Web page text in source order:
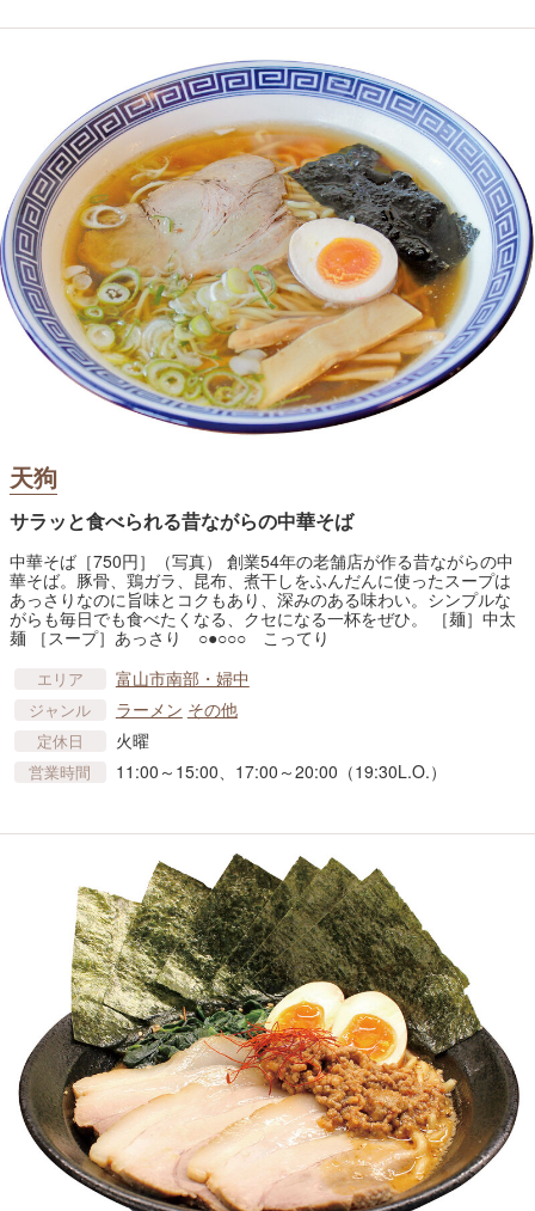
天狗
サラッと食べられる昔ながらの中華そば
中華そば［750円］（写真） 創業54年の老舗店が作る昔ながらの中
華そば。豚骨、鶏ガラ、昆布、煮干しをふんだんに使ったスープは
あっさりなのに旨味とコクもあり、深みのある味わい。シンプルな
がらも毎日でも食べたくなる、クセになる一杯をぜひ。 ［麺］中太
麺 ［スープ］あっさり ○●○○○ こってり
エリア 富山市南部・婦中
ジャンル ラーメン その他
定休日 火曜
営業時間 11:00～15:00、17:00～20:00（19:30L.O.）